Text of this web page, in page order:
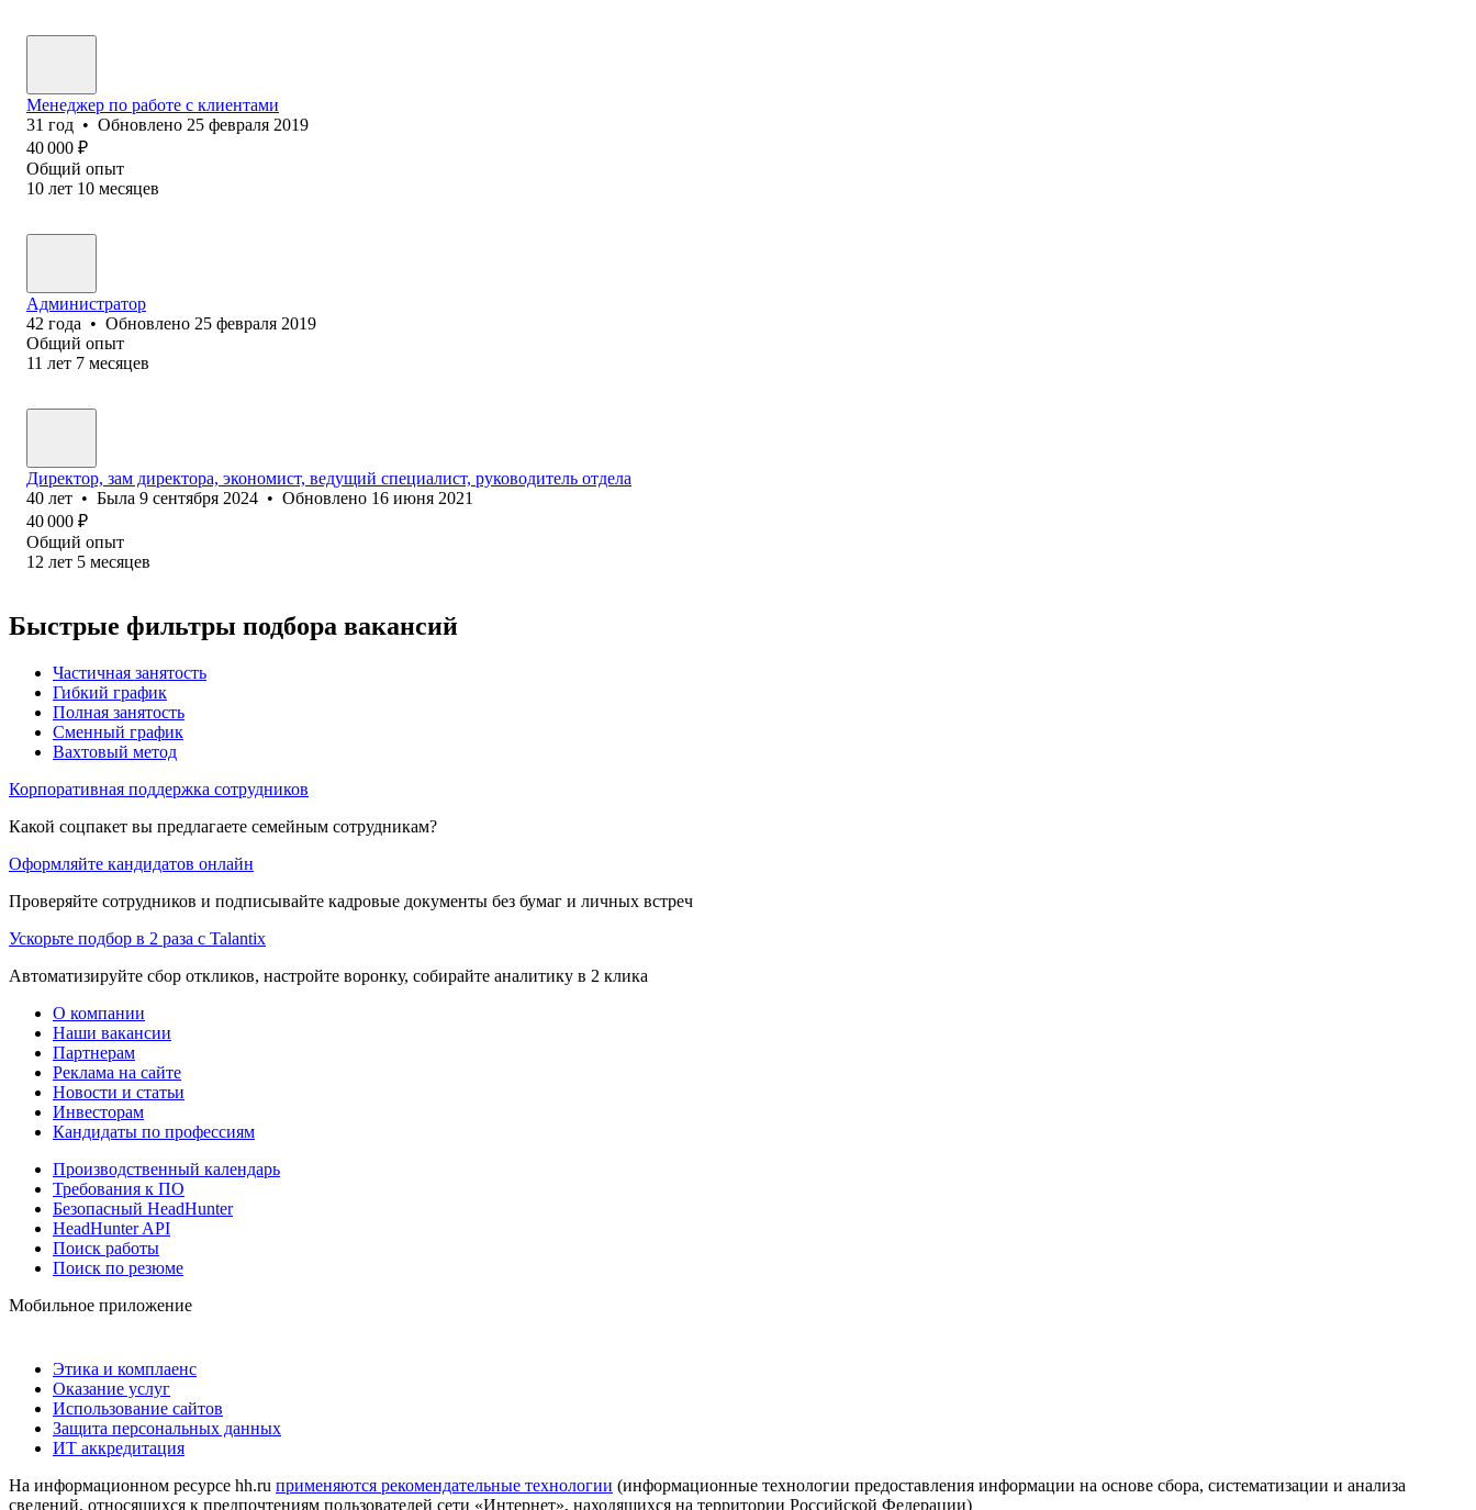
Менеджер по работе с клиентами
31 год • Обновлено 25 февраля 2019
40 000 ₽
Общий опыт
10 лет 10 месяцев
Администратор
42 года • Обновлено 25 февраля 2019
Общий опыт
11 лет 7 месяцев
Директор, зам директора, экономист, ведущий специалист, руководитель отдела
40 лет • Была 9 сентября 2024 • Обновлено 16 июня 2021
40 000 ₽
Общий опыт
12 лет 5 месяцев
Быстрые фильтры подбора вакансий
Частичная занятость
Гибкий график
Полная занятость
Сменный график
Вахтовый метод
Корпоративная поддержка сотрудников
Какой соцпакет вы предлагаете семейным сотрудникам?
Оформляйте кандидатов онлайн
Проверяйте сотрудников и подписывайте кадровые документы без бумаг и личных встреч
Ускорьте подбор в 2 раза с Talantix
Автоматизируйте сбор откликов, настройте воронку, собирайте аналитику в 2 клика
О компании
Наши вакансии
Партнерам
Реклама на сайте
Новости и статьи
Инвесторам
Кандидаты по профессиям
Производственный календарь
Требования к ПО
Безопасный HeadHunter
HeadHunter API
Поиск работы
Поиск по резюме
Мобильное приложение
Этика и комплаенс
Оказание услуг
Использование сайтов
Защита персональных данных
ИТ аккредитация
На информационном ресурсе hh.ru применяются рекомендательные технологии (информационные технологии предоставления информации на основе сбора, систематизации и анализа
сведений, относящихся к предпочтениям пользователей сети «Интернет», находящихся на территории Российской Федерации)